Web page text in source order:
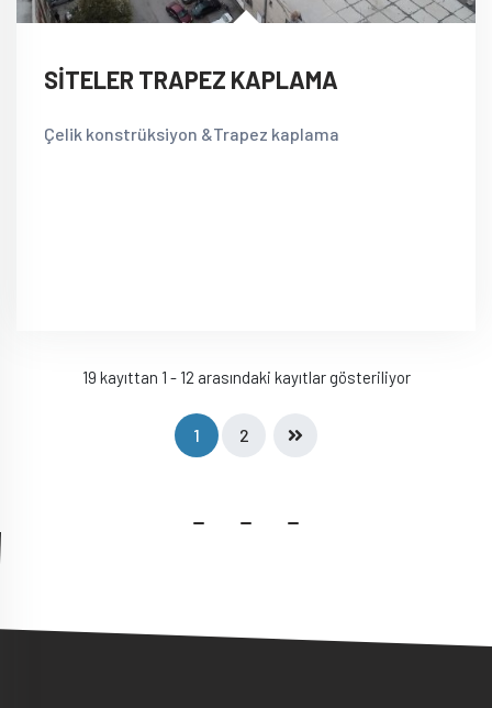
SİTELER TRAPEZ KAPLAMA
Çelik konstrüksiyon &Trapez kaplama
19 kayıttan 1 - 12 arasındaki kayıtlar gösteriliyor
1 2